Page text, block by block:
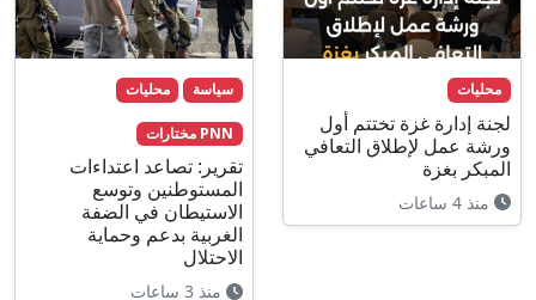
محليات
لجنة إدارة غزة تختتم أول
ورشة عمل لإطلاق التعافي
المبكر بغزة
منذ 4 ساعات
سياسة محليات
PNN مختارات
تقرير: تصاعد اعتداءات
المستوطنين وتوسع
الاستيطان في الضفة
الغربية بدعم وحماية
الاحتلال
منذ 3 ساعات